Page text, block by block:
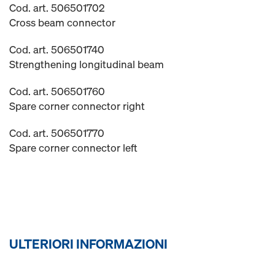
Cod. art. 506501702
Cross beam connector
Cod. art. 506501740
Strengthening longitudinal beam
Cod. art. 506501760
Spare corner connector right
Cod. art. 506501770
Spare corner connector left
ULTERIORI INFORMAZIONI